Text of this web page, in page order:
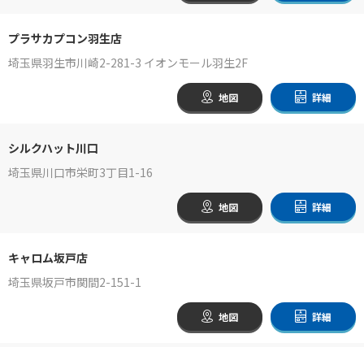
プラサカプコン羽生店
埼玉県羽生市川崎2-281-3 イオンモール羽生2F
地図 詳細
シルクハット川口
埼玉県川口市栄町3丁目1-16
地図 詳細
キャロム坂戸店
埼玉県坂戸市関間2-151-1
地図 詳細